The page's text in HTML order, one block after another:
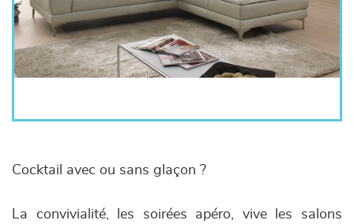
Cocktail avec ou sans glaçon ?
La convivialité, les soirées apéro, vive les salons